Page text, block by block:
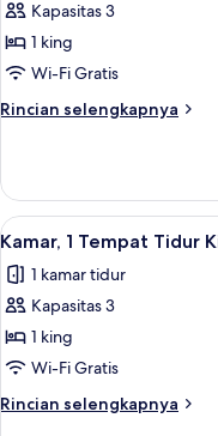
untuk
Suite
(Grand
Terrace
Backwater
Kapasitas 3
1 king
Wi-Fi Gratis
Rincian selengkapnya
Rincian
Suite
(Grand
Terrace
View)
Lihat
semua
foto
untuk
Kamar,
1
Tempat
Tidur
2
Kamar, 1 Tempat Tidur
1 kamar tidur
Kapasitas 3
1 king
Wi-Fi Gratis
Rincian selengkapnya
Rincian